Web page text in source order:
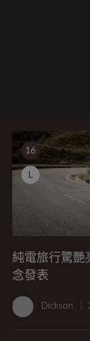
16
L
純電旅行驚
念發表
Dickson